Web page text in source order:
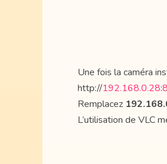
Une fois la caméra
http://192.168.0.28:
Remplacez
L’utilisation de VLC